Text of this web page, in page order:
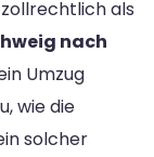
als
nach
Umzug
wie die
solcher